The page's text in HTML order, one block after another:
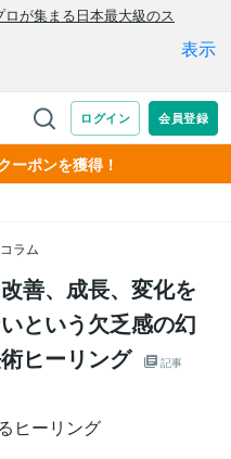
ーポンを獲得！
コラム
善、成長、変化を
という欠乏感の幻
ヒーリング
記事
ヒーリング